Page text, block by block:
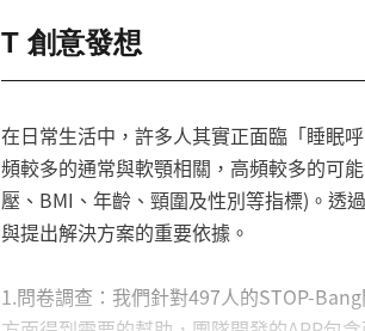
T 創意發想
在日常生活中，許多人其實正面臨「睡眠
頻較多的通常與軟顎相關，高頻較多的可
壓、BMI、年齡、頸圍及性別等指標)。透
與提出解決方案的重要依據。
1.問卷調查：我們針對497人的STOP-